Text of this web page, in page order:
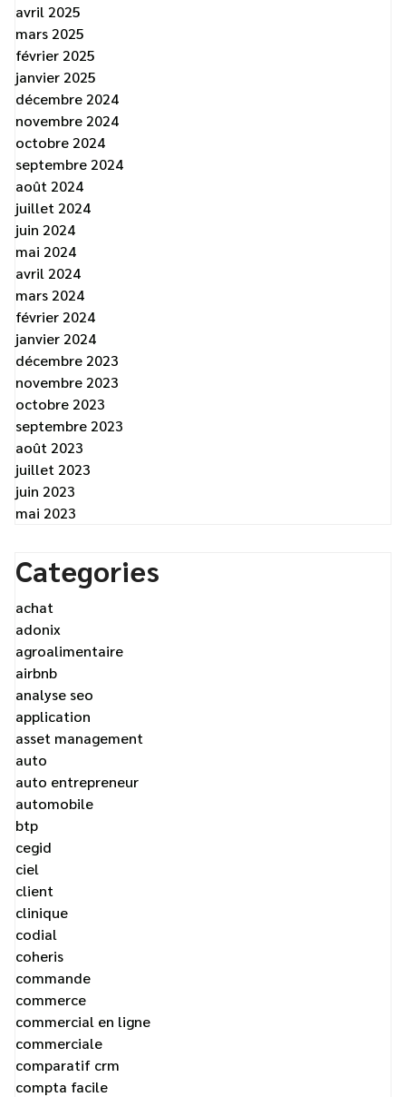
avril 2025
mars 2025
février 2025
janvier 2025
décembre 2024
novembre 2024
octobre 2024
septembre 2024
août 2024
juillet 2024
juin 2024
mai 2024
avril 2024
mars 2024
février 2024
janvier 2024
décembre 2023
novembre 2023
octobre 2023
septembre 2023
août 2023
juillet 2023
juin 2023
mai 2023
Categories
achat
adonix
agroalimentaire
airbnb
analyse seo
application
asset management
auto
auto entrepreneur
automobile
btp
cegid
ciel
client
clinique
codial
coheris
commande
commerce
commercial en ligne
commerciale
comparatif crm
compta facile